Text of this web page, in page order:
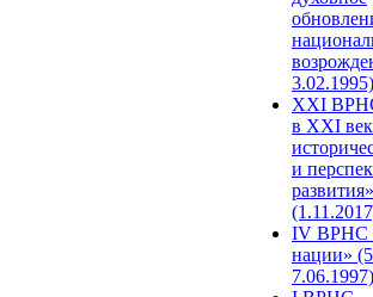
3.02.1995)
XХI
в XXI
и
развития»
IV ВРНС
нации»
7.06.1997)